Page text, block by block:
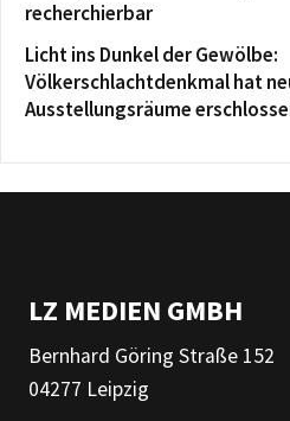
recherchierbar
Licht ins Dunkel der Gewölbe:
Völkerschlachtdenkmal hat
Ausstellungsräume
LZ MEDIEN GMBH
Bernhard Göring Straße 152
04277 Leipzig